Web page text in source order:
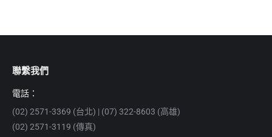
聯繫我們
電話：
(02) 2571-3369 (台北) | (07) 322-8603 (高雄)
(02) 2571-3119 (傳真)